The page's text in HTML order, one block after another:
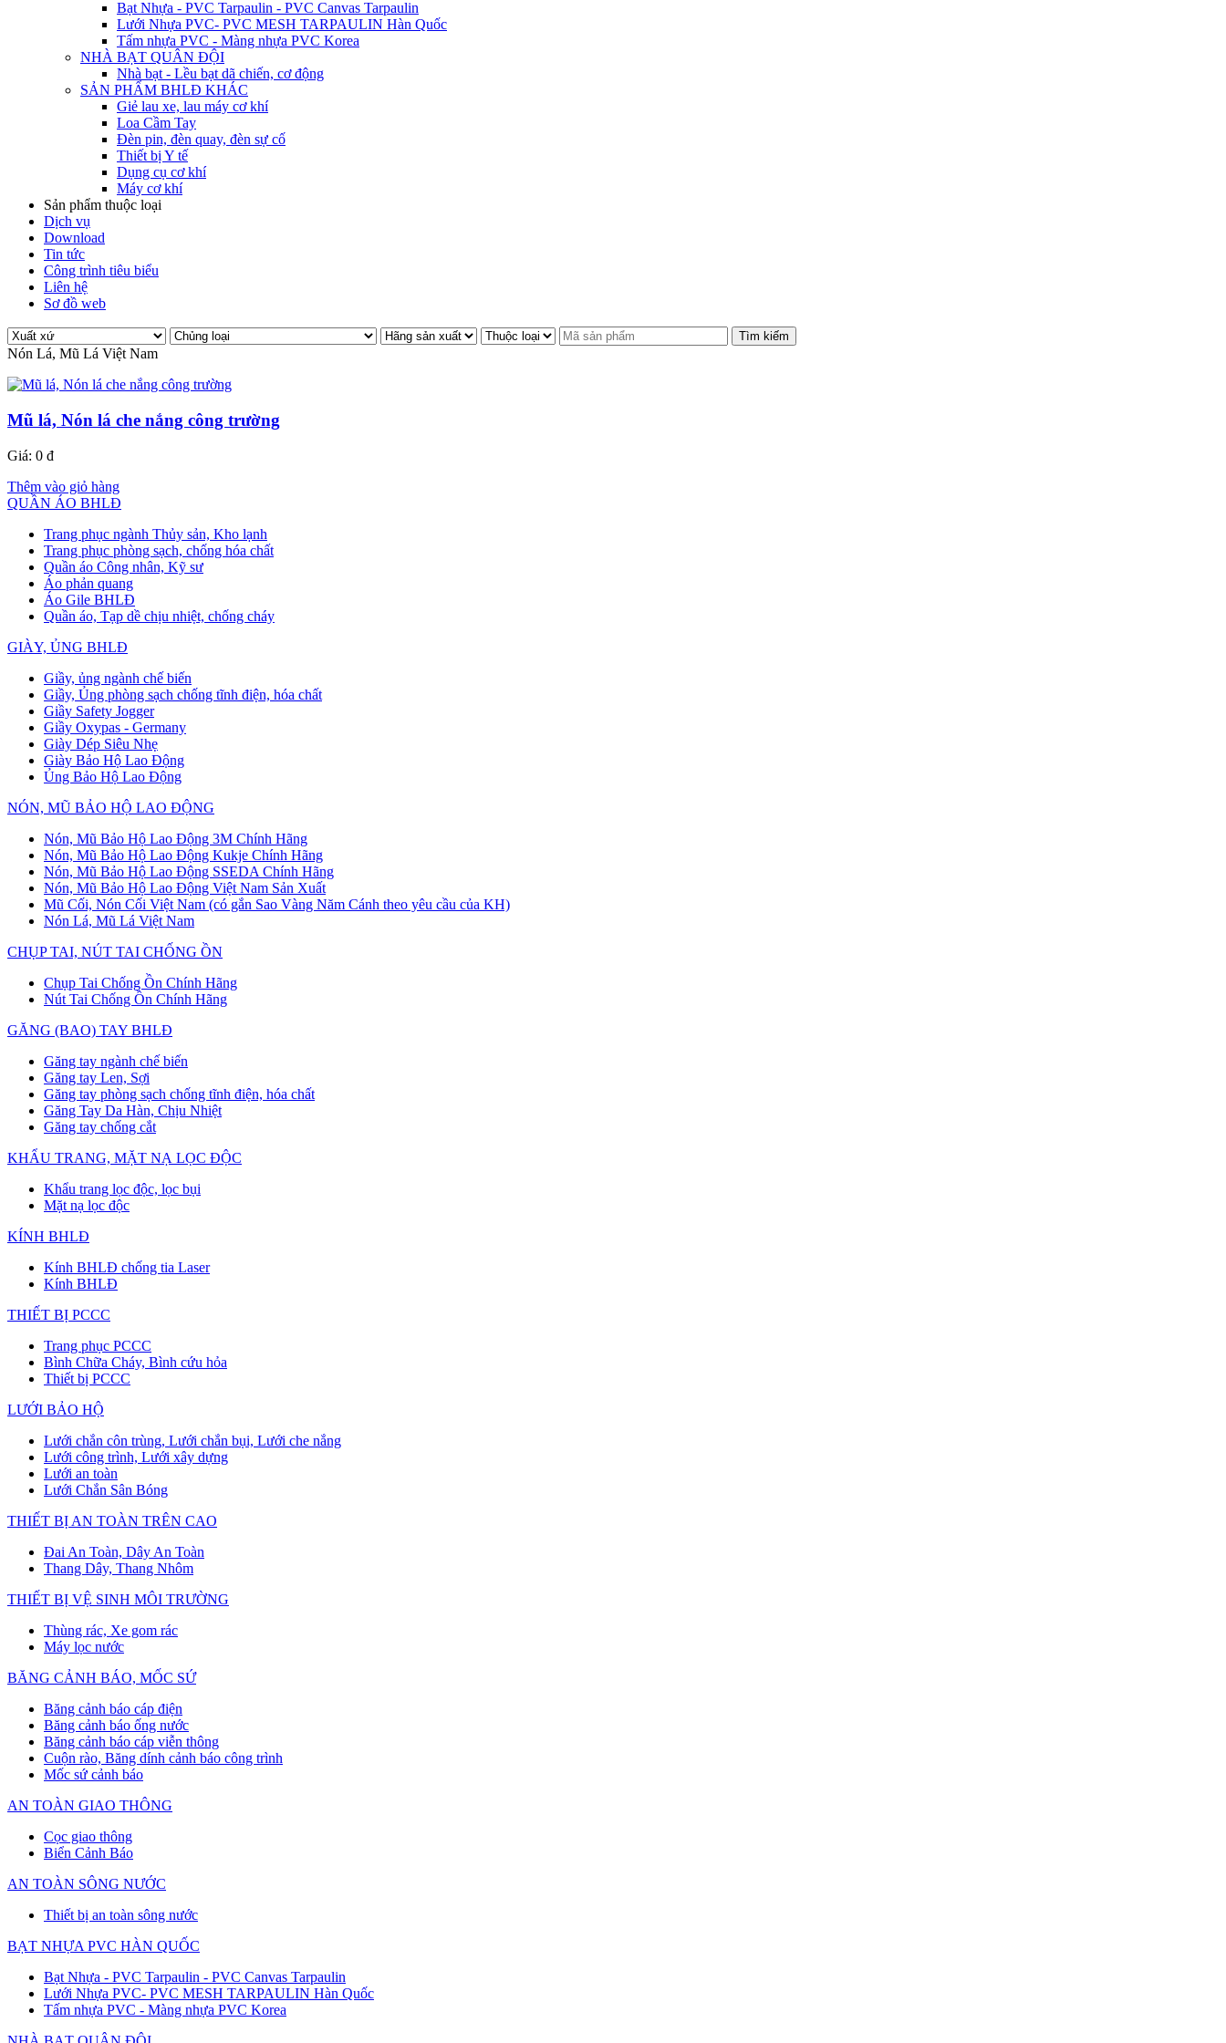
Bạt Nhựa - PVC Tarpaulin - PVC Canvas Tarpaulin
Lưới Nhựa PVC- PVC MESH TARPAULIN Hàn Quốc
Tấm nhựa PVC - Màng nhựa PVC Korea
NHÀ BẠT QUÂN ĐỘI
Nhà bạt - Lều bạt dã chiến, cơ động
SẢN PHẨM BHLĐ KHÁC
Giẻ lau xe, lau máy cơ khí
Loa Cầm Tay
Đèn pin, đèn quay, đèn sự cố
Thiết bị Y tế
Dụng cụ cơ khí
Máy cơ khí
Sản phẩm thuộc loại
Dịch vụ
Download
Tin tức
Công trình tiêu biểu
Liên hệ
Sơ đồ web
Nón Lá, Mũ Lá Việt Nam
Mũ lá, Nón lá che nắng công trường
Giá: 0 đ
Thêm vào giỏ hàng
QUẦN ÁO BHLĐ
Trang phục ngành Thủy sản, Kho lạnh
Trang phục phòng sạch, chống hóa chất
Quần áo Công nhân, Kỹ sư
Áo phản quang
Áo Gile BHLĐ
Quần áo, Tạp dề chịu nhiệt, chống cháy
GIÀY, ỦNG BHLĐ
Giầy, ủng ngành chế biến
Giầy, Ủng phòng sạch chống tĩnh điện, hóa chất
Giầy Safety Jogger
Giầy Oxypas - Germany
Giày Dép Siêu Nhẹ
Giày Bảo Hộ Lao Động
Ủng Bảo Hộ Lao Động
NÓN, MŨ BẢO HỘ LAO ĐỘNG
Nón, Mũ Bảo Hộ Lao Động 3M Chính Hãng
Nón, Mũ Bảo Hộ Lao Động Kukje Chính Hãng
Nón, Mũ Bảo Hộ Lao Động SSEDA Chính Hãng
Nón, Mũ Bảo Hộ Lao Động Việt Nam Sản Xuất
Mũ Cối, Nón Cối Việt Nam (có gắn Sao Vàng Năm Cánh theo yêu cầu của KH)
Nón Lá, Mũ Lá Việt Nam
CHỤP TAI, NÚT TAI CHỐNG ỒN
Chụp Tai Chống Ồn Chính Hãng
Nút Tai Chống Ồn Chính Hãng
GĂNG (BAO) TAY BHLĐ
Găng tay ngành chế biến
Găng tay Len, Sợi
Găng tay phòng sạch chống tĩnh điện, hóa chất
Găng Tay Da Hàn, Chịu Nhiệt
Găng tay chống cắt
KHẨU TRANG, MẶT NẠ LỌC ĐỘC
Khẩu trang lọc độc, lọc bụi
Mặt nạ lọc độc
KÍNH BHLĐ
Kính BHLĐ chống tia Laser
Kính BHLĐ
THIẾT BỊ PCCC
Trang phục PCCC
Bình Chữa Cháy, Bình cứu hỏa
Thiết bị PCCC
LƯỚI BẢO HỘ
Lưới chắn côn trùng, Lưới chắn bụi, Lưới che nắng
Lưới công trình, Lưới xây dựng
Lưới an toàn
Lưới Chắn Sân Bóng
THIẾT BỊ AN TOÀN TRÊN CAO
Đai An Toàn, Dây An Toàn
Thang Dây, Thang Nhôm
THIẾT BỊ VỆ SINH MÔI TRƯỜNG
Thùng rác, Xe gom rác
Máy lọc nước
BĂNG CẢNH BÁO, MỐC SỨ
Băng cảnh báo cáp điện
Băng cảnh báo ống nước
Băng cảnh báo cáp viễn thông
Cuộn rào, Băng dính cảnh báo công trình
Mốc sứ cảnh báo
AN TOÀN GIAO THÔNG
Cọc giao thông
Biển Cảnh Báo
AN TOÀN SÔNG NƯỚC
Thiết bị an toàn sông nước
BẠT NHỰA PVC HÀN QUỐC
Bạt Nhựa - PVC Tarpaulin - PVC Canvas Tarpaulin
Lưới Nhựa PVC- PVC MESH TARPAULIN Hàn Quốc
Tấm nhựa PVC - Màng nhựa PVC Korea